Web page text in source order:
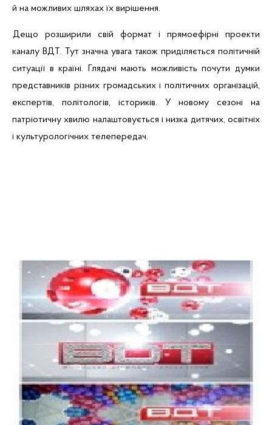
й на можливих шляхах їх вирішення.
Дещо розширили свій формат і прямоефірні проекти
каналу ВДТ . Тут значна увага також приділяється політичній
ситуації в країні. Глядачі мають можливість почути думки
представників різних громадських і політичних організацій,
експертів, політологів, істориків. У новому сезоні на
патріотичну хвилю налаштовується і низка дитячих, освітніх
і культурологічних телепередач.